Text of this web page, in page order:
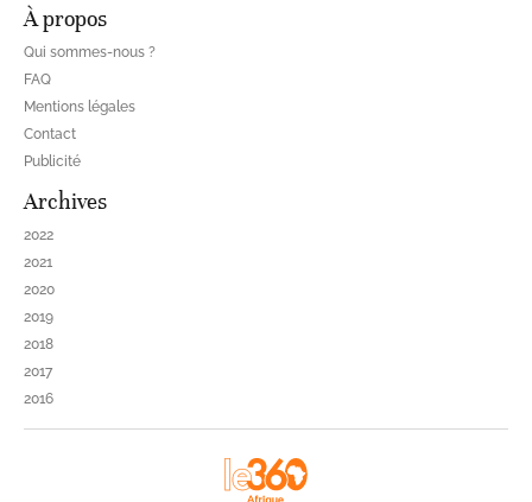
À propos
Qui sommes-nous ?
FAQ
Mentions légales
Contact
Publicité
Archives
2022
2021
2020
2019
2018
2017
2016